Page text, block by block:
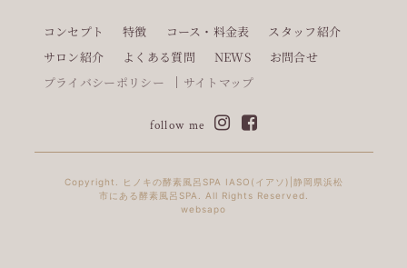
コンセプト 特徴 コース・料金表
スタッフ紹介
サロン紹介
よくある質問 NEWS
お問合せ
プライバシーポリシー
サイトマップ
follow me
Copyright. ヒノキの酵素風呂SPA IASO(イアソ)|静岡県浜松
市にある酵素風呂SPA. All Rights Reserved.
websapo